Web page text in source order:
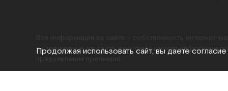
Вся информация на сайте – собственность
размещенные на сайтеwww.met.ru , носят
Продолжая использовать сайт, вы даете согласие